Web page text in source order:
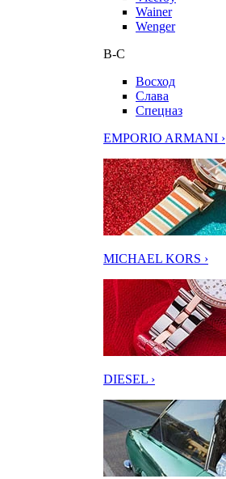
Wainer
Wenger
В-С
Восход
Слава
Спецназ
EMPORIO ARMANI ›
MICHAEL KORS ›
DIESEL ›